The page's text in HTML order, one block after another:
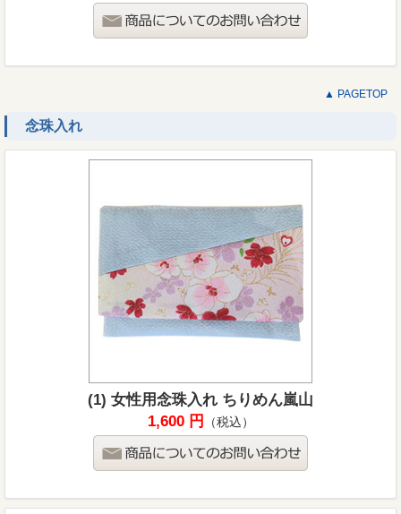
▲ PAGETOP
念珠入れ
(1) 女性用念珠入れ ちりめん嵐山
1,600 円
（税込）